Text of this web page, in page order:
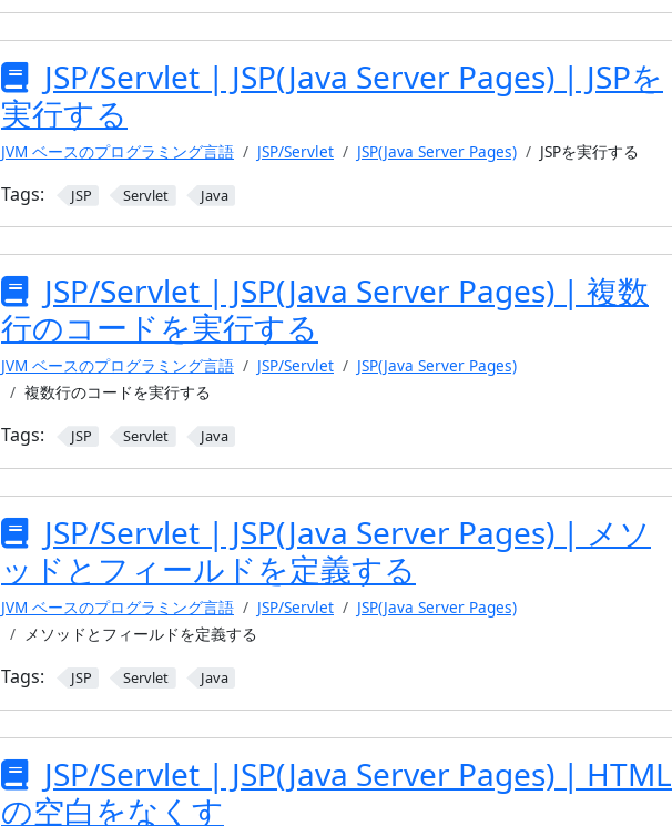
JSP/Servlet | JSP(Java Server Pages) | JSPを
実行する
JVM ベースのプログラミング言語 JSP/Servlet JSP(Java Server Pages) JSPを実行する
Tags: JSP Servlet Java
JSP/Servlet | JSP(Java Server Pages) | 複数
行のコードを実行する
JVM ベースのプログラミング言語 JSP/Servlet
JSP(Java Server Pages)
複数行のコードを実行する
Tags: JSP Servlet Java
JSP/Servlet | JSP(Java Server Pages) | メソ
ッドとフィールドを定義する
JVM ベースのプログラミング言語 JSP/Servlet
JSP(Java Server Pages)
メソッドとフィールドを定義する
Tags: JSP Servlet Java
JSP/Servlet | JSP(Java Server Pages) | HTML
の空白をなくす